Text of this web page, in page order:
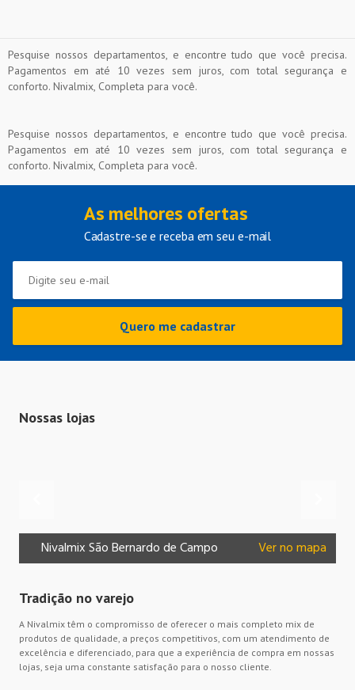
Pesquise nossos departamentos, e encontre tudo que você precisa.
Pagamentos em até 10 vezes sem juros, com total segurança e
conforto. Nivalmix, Completa para você.
Pesquise nossos departamentos, e encontre tudo que você precisa.
Pagamentos em até 10 vezes sem juros, com total segurança e
conforto. Nivalmix, Completa para você.
As melhores ofertas
Cadastre-se e receba em seu e-mail
Quero me cadastrar
Nossas lojas
Nivalmix São Bernardo de Campo Ver no mapa
Tradição no varejo
A Nivalmix têm o compromisso de oferecer o mais completo mix de
produtos de qualidade, a preços competitivos, com um atendimento de
excelência e diferenciado, para que a experiência de compra em nossas
lojas, seja uma constante satisfação para o nosso cliente.